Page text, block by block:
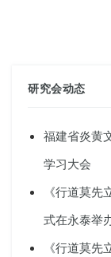
研究会动态
福建省炎黄
学习大会
《行道莫
式在永泰举
《行道莫